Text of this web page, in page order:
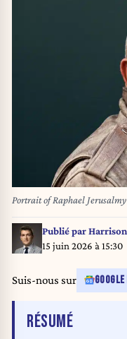
Portrait of Raphael
Publié par
15 juin 2026 à 15:30
Suis-nous sur GOOGLE
RÉSUMÉDE